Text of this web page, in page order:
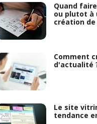
Quand
ou plutot à
création
Comment
d'actualité
Le site
tendance